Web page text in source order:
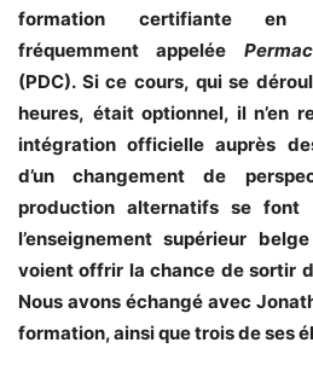
formation certifiante en
fréquemment appelée
(PDC). Si ce cours, qui se
heures, était optionnel, il n’en
intégration officielle auprès
d’un changement de
production alternatifs se
l’enseignement supérieur
voient offrir la chance de sortir
Nous avons échangé avec
formation, ainsi que trois de ses